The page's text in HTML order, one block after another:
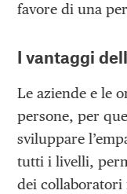
favore di una
I vantaggi
Le aziende e le
persone, per
sviluppare
tutti i livelli,
dei collaboratori